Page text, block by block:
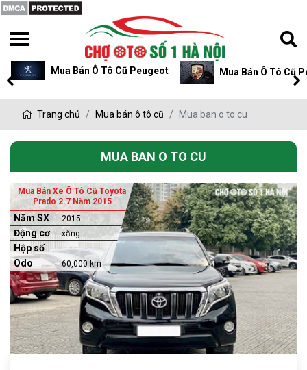
Mua Bán Ô Tô Cũ Peugeot Mua Bán Ô Tô Cũ
Trang chủ Mua bán ô tô cũ Mua ban o to cu
MUA BAN O TO CU
Mua Bán Xe Ô Tô Cũ Toyota
Prado 2.7 Năm 2015
Năm SX 2015
Động cơ xăng
Hộp số
Odo
60,000 km